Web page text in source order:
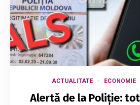
ACTUALITATE ECONOMIE
Alertă de la Poliție: